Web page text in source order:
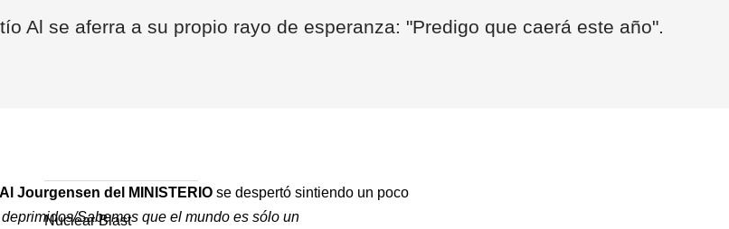
Al se aferra a su propio rayo de esperanza: "Predigo que caerá este año".
Nuclear Blast
Al Jourgensen del MINISTERIO se despertó sintiendo un poco
Sabemos que el mundo es sólo un